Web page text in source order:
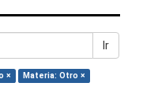
Ir
×
Materia: Otro ×